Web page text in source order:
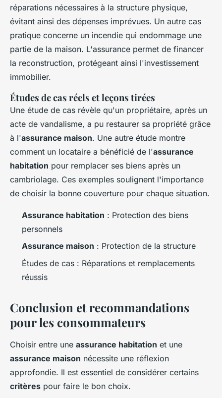
réparations nécessaires à la structure physique,
évitant ainsi des dépenses imprévues. Un autre cas
pratique concerne un incendie qui endommage une
partie de la maison. L'assurance permet de financer
la reconstruction, protégeant ainsi l'investissement
immobilier.
Études de cas réels et leçons tirées
Une étude de cas révèle qu'un propriétaire, après un
acte de vandalisme, a pu restaurer sa propriété grâce
à l'assurance maison. Une autre étude montre
comment un locataire a bénéficié de l'assurance
habitation pour remplacer ses biens après un
cambriolage. Ces exemples soulignent l'importance
de choisir la bonne couverture pour chaque situation.
Assurance habitation : Protection des biens
personnels
Assurance maison : Protection de la structure
Études de cas : Réparations et remplacements
réussis
Conclusion et recommandations
pour les consommateurs
Choisir entre une assurance habitation et une
assurance maison nécessite une réflexion
approfondie. Il est essentiel de considérer certains
critères pour faire le bon choix.